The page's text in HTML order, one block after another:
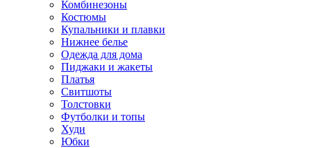
Комбинезоны
Костюмы
Купальники и плавки
Нижнее белье
Одежда для дома
Пиджаки и жакеты
Платья
Свитшоты
Толстовки
Футболки и топы
Худи
Юбки